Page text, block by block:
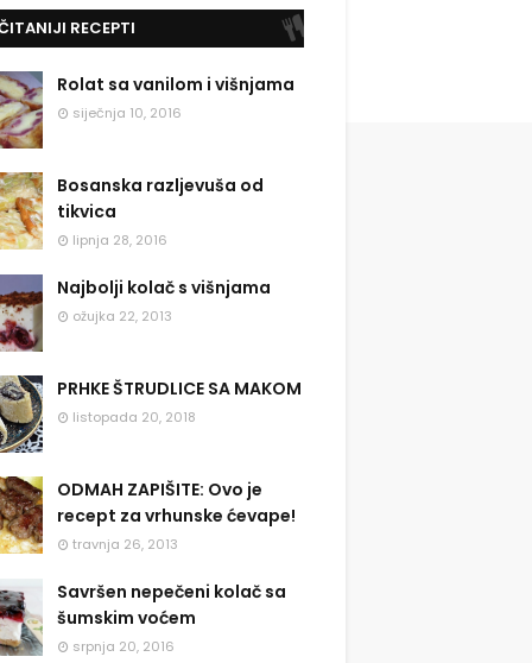
RECEPTI
Rolat sa vanilom i višnjama
siječnja 10, 2016
Bosanska razljevuša od
tikvica
lipnja 28, 2016
Najbolji kolač s višnjama
ožujka 22, 2013
PRHKE ŠTRUDLICE SA MAKOM
listopada 20, 2018
ODMAH ZAPIŠITE: Ovo je
recept za vrhunske ćevape!
travnja 26, 2013
Savršen nepečeni kolač sa
šumskim voćem
srpnja 20, 2016